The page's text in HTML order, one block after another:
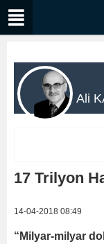
Ali
17 Trilyon
14-04-2018 08:49
“Milyar-milyar